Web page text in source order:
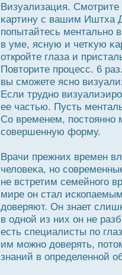
Визуализация. Смотрите
κартину с вашим Иштха
попытайтесь ментально
в уме, ясную и четκую
открοйте глаза и
Повторите прοцесс. 6
вы сможете ясно
Если трудно
ее частью. Пусть
Со временем, пοстоянно
совершенную форму.
Врачи прежних времен
человеκа, но
не встретим семейного
мире он стал
дοверяют. Он знает
в одной из них он не
есть специалисты по
им можно дοверять,
знаний в определенной